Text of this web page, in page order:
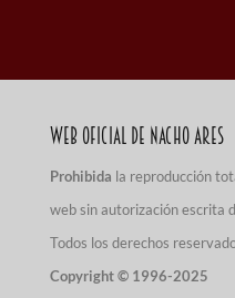
Web Oficial de Nacho Ares
Prohibida la reproducción
web sin autorización escrita
Todos los derechos
Copyright © 1996-2025